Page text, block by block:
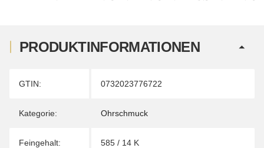
PRODUKTINFORMATIONEN
Produkteigenschaft
Wert
GTIN: 0732023776722
Kategorie: Ohrschmuck
Feingehalt: 585 / 14 K